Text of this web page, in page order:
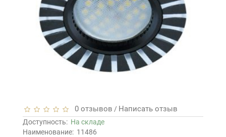
0 отзывов / Написать отзыв
Доступность: На складе
Наименование: 11486